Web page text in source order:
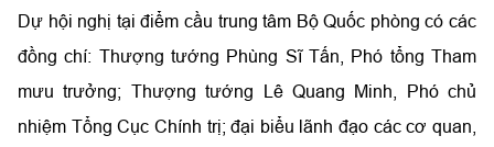
Dự hội nghị tại điểm cầu trung tâm Bộ Quốc phòng có các
đồng chí: Thượng tướng Phùng Sĩ Tấn, Phó tổng Tham
mưu trưởng; Thượng tướng Lê Quang Minh, Phó chủ
nhiệm Tổng Cục Chính trị; đại biểu lãnh đạo các cơ quan,